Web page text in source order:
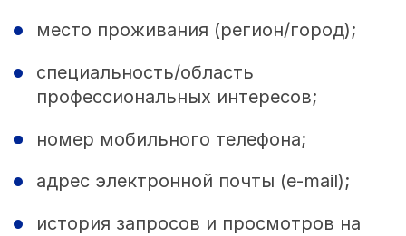
место проживания (регион/город);
специальность/область
профессиональных интересов;
номер мобильного телефона;
адрес электронной почты (e‑mail);
история запросов и просмотров на